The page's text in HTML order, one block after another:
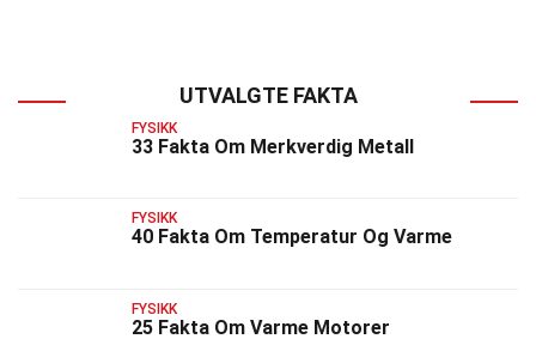
UTVALGTE FAKTA
FYSIKK
33 Fakta Om Merkverdig Metall
FYSIKK
40 Fakta Om Temperatur Og Varme
FYSIKK
25 Fakta Om Varme Motorer